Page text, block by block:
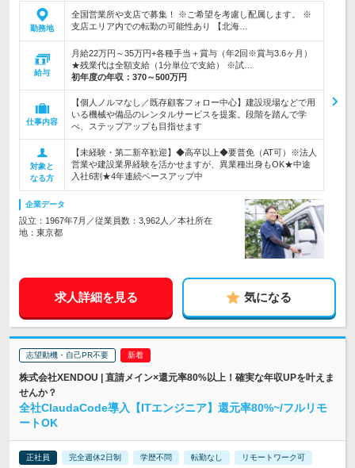
勤務地
全国営業所や支店で募集！ ※ご希望を考慮し配属します。 ※
支店エリア内での転勤の可能性あり 【北海…
給与
月給22万円～35万円+各種手当＋賞与（年2回※賞与3.6ヶ月）
★残業代は全額支給（1分単位で支給） ※試…
初年度の年収： 370～500万円
仕事内容
【個人ノルマなし／既存顧客フォロー中心】建設現場などで用
いる機械や備品のレンタルサービスを提案。段階を踏んで学
べ、ステップアップも目指せます
対象と
なる方
【未経験・第二新卒歓迎】◆高卒以上◆要普免（AT可）※法人
営業や建設業界経験を活かせますが、異業種出身もOK★中途
入社6割★4年連続ベースアップ中
企業データ
設立：1967年7月／従業員数：3,962人／本社所在
地：東京都
求人詳細を見る 気になる
志望動機・自己PR不要
株式会社XENDOU | 直請メイン×還元率80%以上！確実な年収UPを叶えま
せんか？
全社ClaudaCode導入【ITエンジニア】還元率80%~/フルリモ
ートOK
正社員 完全週休2日制 学歴不問 転勤なし リモートワーク可